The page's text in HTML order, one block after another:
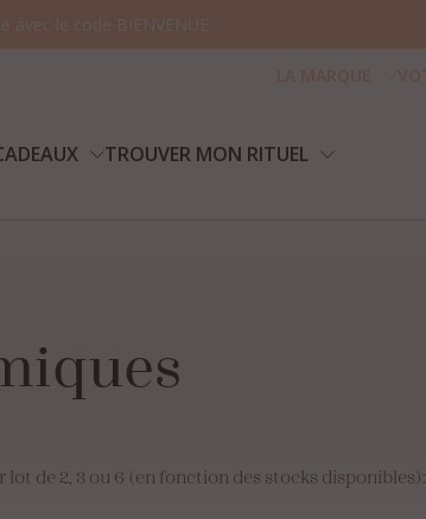
TROUVER MON RITUEL
de 2, 3 ou 6 (en fonction des stocks disponibles):